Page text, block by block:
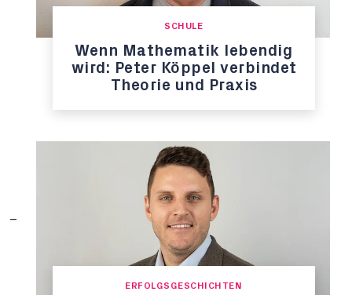
SCHULE
Wenn Mathematik lebendig
wird: Peter Köppel verbindet
Theorie und Praxis
ERFOLGSGESCHICHTEN